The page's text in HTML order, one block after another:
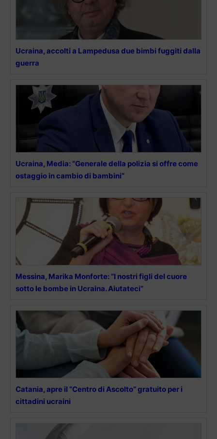
Ucraina, accolti a Lampedusa due bimbi fuggiti dalla
guerra
Ucraina, Media: “Generale della polizia si offre come
ostaggio in cambio di bambini”
Messina, Marika Monforte: “I nostri figli del cuore
sotto le bombe in Ucraina. Aiutateci”
Catania, apre il “Centro di Ascolto” gratuito per i
cittadini ucraini